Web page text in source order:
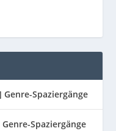
Spaziergänge
Spaziergänge